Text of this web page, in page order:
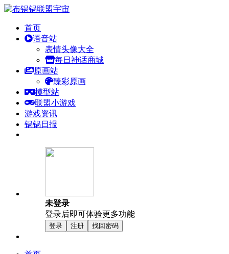
首页
语音站
表情头像大全
每日神话商城
原画站
臻彩原画
模型站
联盟小游戏
游戏资讯
锅锅日报
未登录
登录后即可体验更多功能
登录 注册 找回密码